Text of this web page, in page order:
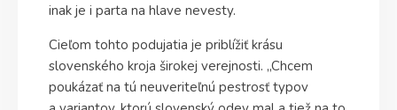
inak je i parta na hlave nevesty.
Cieľom tohto podujatia je priblížiť krásu
slovenského kroja širokej verejnosti. „Chcem
poukázať na tú neuveriteľnú pestrosť typov